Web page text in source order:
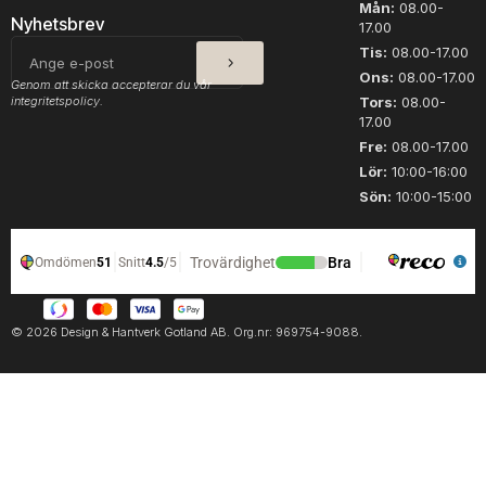
l
t
e
r
Nyhetsbrev
post
SKICKA
Genom att skicka accepterar du vår
integritetspolicy.
Mån: 08.00-
17.00
Tis: 08.00-17.00
Ons: 08.00-17.00
Tors: 08.00-
17.00
Fre: 08.00-17.00
Lör: 10:00-16:00
Sön: 10:00-15:00
© 2026 Design & Hantverk Gotland AB. Org.nr: 969754-9088.